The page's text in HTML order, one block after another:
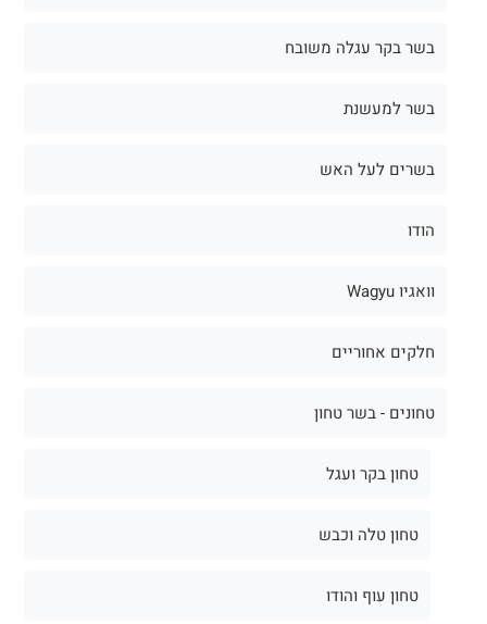
בשר בקר עגלה משובח
בשר למעשנת
בשרים לעל האש
הודו
וואגיו Wagyu
חלקים אחוריים
טחונים - בשר טחון
טחון בקר ועגל
טחון טלה וכבש
טחון עוף והודו